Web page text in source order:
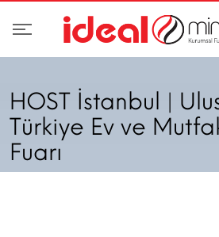
HOST İstanbul |
Türkiye Ev ve
Fuarı